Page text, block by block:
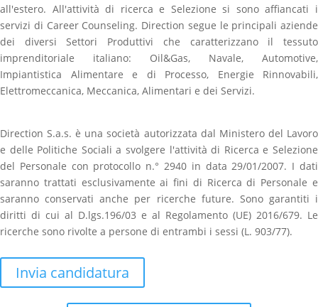
all'estero. All'attività di ricerca e Selezione si sono affiancati i
servizi di Career Counseling. Direction segue le principali aziende
dei diversi Settori Produttivi che caratterizzano il tessuto
imprenditoriale italiano: Oil&Gas, Navale, Automotive,
Impiantistica Alimentare e di Processo, Energie Rinnovabili,
Elettromeccanica, Meccanica, Alimentari e dei Servizi.
Direction S.a.s. è una società autorizzata dal Ministero del Lavoro
e delle Politiche Sociali a svolgere l'attività di Ricerca e Selezione
del Personale con protocollo n.° 2940 in data 29/01/2007. I dati
saranno trattati esclusivamente ai fini di Ricerca di Personale e
saranno conservati anche per ricerche future. Sono garantiti i
diritti di cui al D.lgs.196/03 e al Regolamento (UE) 2016/679. Le
ricerche sono rivolte a persone di entrambi i sessi (L. 903/77).
Invia candidatura